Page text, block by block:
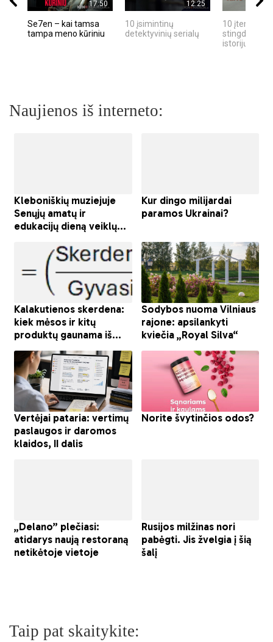
17:50
Se7en – kai tamsa
tampa meno kūriniu
12:25
10 įsimintinų
detektyvinių serialų
10 įtemptų,
stingdančių
istorijų
Naujienos iš interneto:
Taip pat skaitykite: